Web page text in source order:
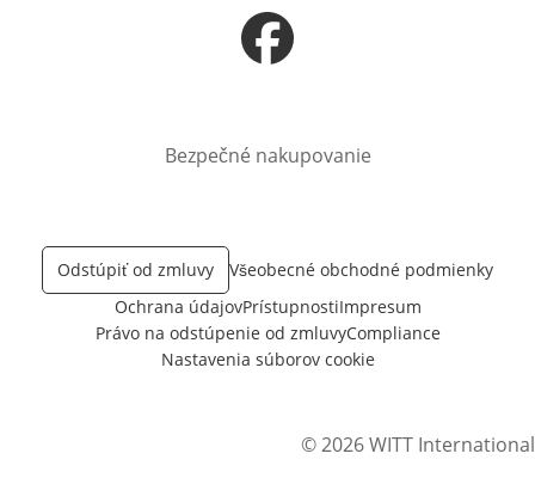
Otvorí sa vnovom okne
Bezpečné nakupovanie
Odstúpiť od zmluvy
Všeobecné obchodné podmienky
Ochrana údajovPrístupnostiImpresum
Právo na odstúpenie od zmluvyCompliance
Nastavenia súborov cookie
© 2026 WITT International